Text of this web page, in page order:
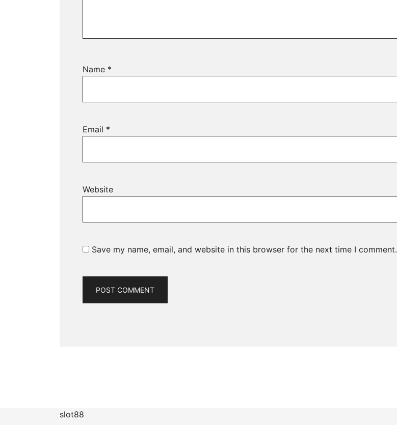
Name *
Email *
Website
Save my name, email, and website in this browser for the next time I comment.
slot88